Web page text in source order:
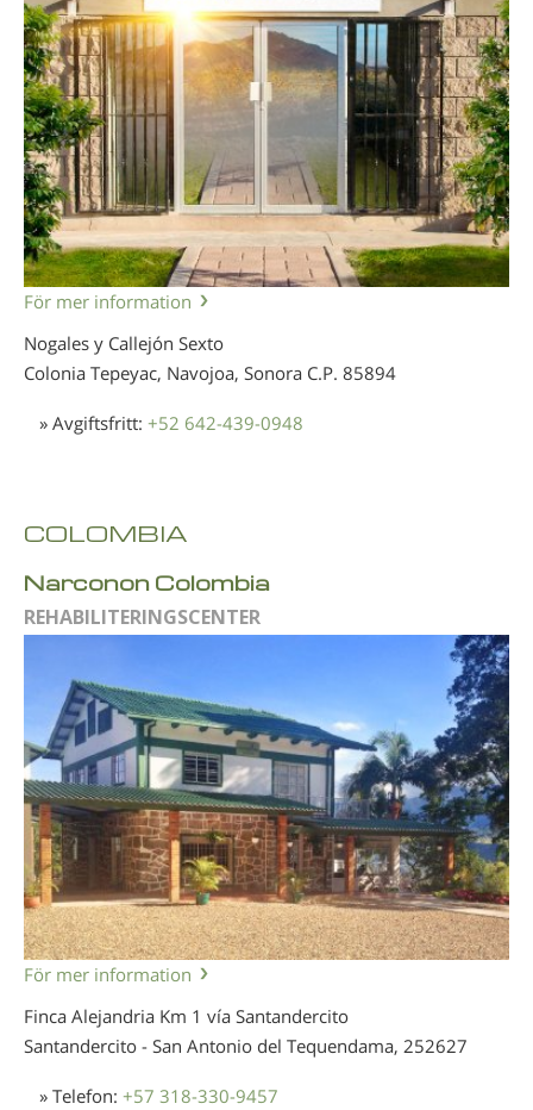
För mer information
Nogales y Callejón Sexto
Colonia Tepeyac, Navojoa, Sonora C.P. 85894
» Avgiftsfritt: +52 642-439-0948
COLOMBIA
Narconon Colombia
REHABILITERINGSCENTER
För mer information
Finca Alejandria Km 1 vía Santandercito
Santandercito - San Antonio del Tequendama, 252627
» Telefon: +57 318-330-9457